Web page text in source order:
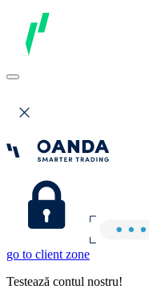
go to client zone
Testează contul nostru!